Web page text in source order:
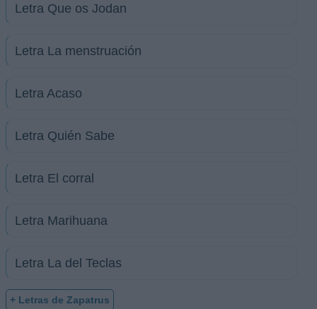
Letra Que os Jodan
Letra La menstruación
Letra Acaso
Letra Quién Sabe
Letra El corral
Letra Marihuana
Letra La del Teclas
+ Letras de Zapatrus